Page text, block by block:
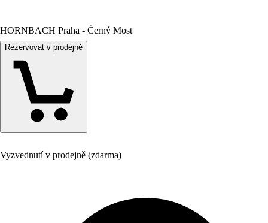
HORNBACH Praha - Černý Most
Rezervovat v prodejně
Vyzvednutí v prodejně (zdarma)